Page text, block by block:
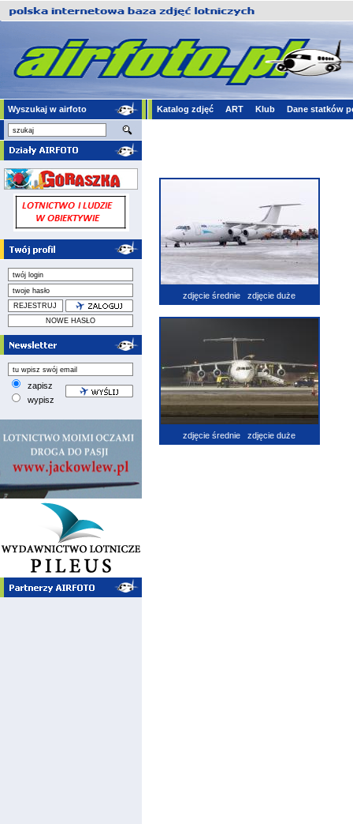
Wyszukaj w airfoto Katalog zdjęć ART Klub Dane statków
zapisz
wypisz
zdjęcie średnie zdjęcie duże
zdjęcie średnie zdjęcie duże